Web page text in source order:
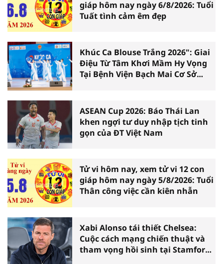
giáp hôm nay ngày 6/8/2026: Tuổi
Tuất tình cảm êm đẹp
Khúc Ca Blouse Trắng 2026": Giai
Điệu Từ Tâm Khơi Mầm Hy Vọng
Tại Bệnh Viện Bạch Mai Cơ Sở
ASEAN Cup 2026: Báo Thái Lan
khen ngợi tư duy nhập tịch tinh
gọn của ĐT Việt Nam
Tử vi hôm nay, xem tử vi 12 con
giáp hôm nay ngày 5/8/2026: Tuổi
Thân công việc cần kiên nhẫn
Xabi Alonso tái thiết Chelsea:
Cuộc cách mạng chiến thuật và
tham vọng hồi sinh tại Stamford